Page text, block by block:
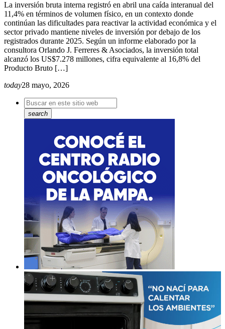
La inversión bruta interna registró en abril una caída interanual del
11,4% en términos de volumen físico, en un contexto donde
continúan las dificultades para reactivar la actividad económica y el
sector privado mantiene niveles de inversión por debajo de los
registrados durante 2025. Según un informe elaborado por la
consultora Orlando J. Ferreres & Asociados, la inversión total
alcanzó los US$7.278 millones, cifra equivalente al 16,8% del
Producto Bruto […]
today28 mayo, 2026
search